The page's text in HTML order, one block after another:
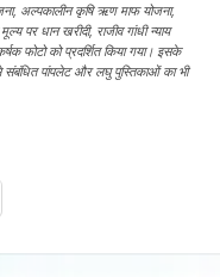
अल्पकालीन कृषि ऋण माफ योजना,
पर धान खरीदी, राजीव गांधी न्याय
फोटो को प्रदर्शित किया गया। इसके
पांपलेट और लघु पुस्तिकाओं का भी